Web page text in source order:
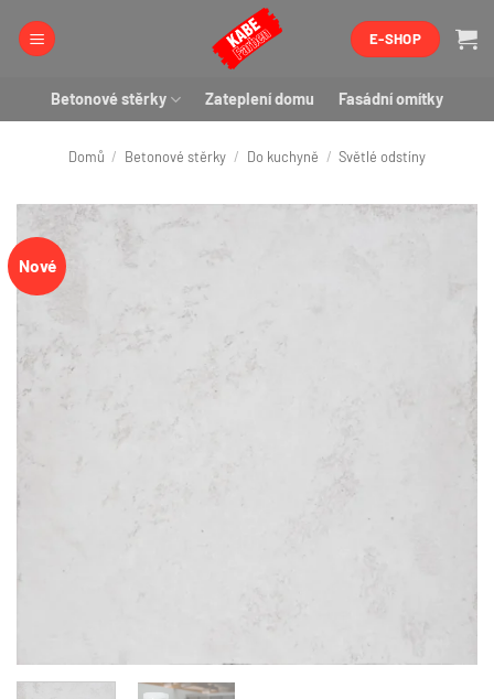
E-SHOP
Betonové stěrky Zateplení domu Fasádní omítky
Domů / Betonové stěrky / Do kuchyně / Světlé odstíny
Nové